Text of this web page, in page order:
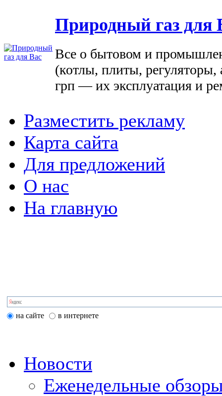
Природный газ для
Все о бытовом и
(котлы, плиты, регуляторы,
грп — их эксплуатация и
Разместить рекламу
Карта сайта
Для предложений
О нас
На главную
на сайте в интернете
Новости
Еженедельные